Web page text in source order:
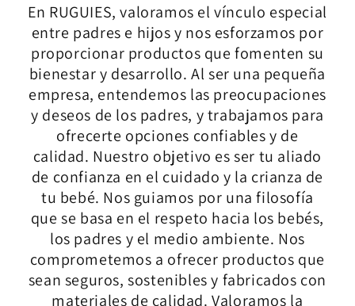
En RUGUIES, valoramos el vínculo especial
entre padres e hijos y nos esforzamos por
proporcionar productos que fomenten su
bienestar y desarrollo. Al ser una pequeña
empresa, entendemos las preocupaciones
y deseos de los padres, y trabajamos para
ofrecerte opciones confiables y de
calidad. Nuestro objetivo es ser tu aliado
de confianza en el cuidado y la crianza de
tu bebé. Nos guiamos por una filosofía
que se basa en el respeto hacia los bebés,
los padres y el medio ambiente. Nos
comprometemos a ofrecer productos que
sean seguros, sostenibles y fabricados con
materiales de calidad. Valoramos la